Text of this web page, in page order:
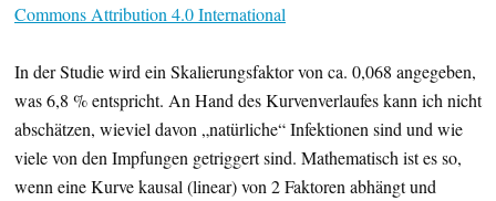
Commons Attribution 4.0 International
In der Studie wird ein Skalierungsfaktor von ca. 0,068 angegeben,
was 6,8 % entspricht. An Hand des Kurvenverlaufes kann ich nicht
abschätzen, wieviel davon „natürliche“ Infektionen sind und wie
viele von den Impfungen getriggert sind. Mathematisch ist es so,
wenn eine Kurve kausal (linear) von 2 Faktoren abhängt und